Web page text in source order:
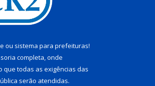
ou sistema para prefeituras!
completa, onde
que todas as exigências das
serão atendidas.